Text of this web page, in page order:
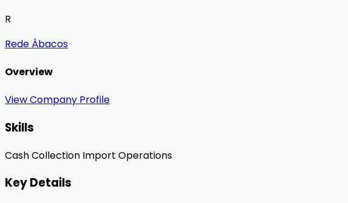
R
Rede Ábacos
Overview
View Company Profile
Skills
Cash Collection Import Operations
Key Details